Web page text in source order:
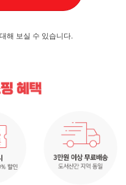
해 보실 수 있습니다.